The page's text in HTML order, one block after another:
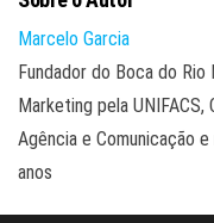
Marcelo Garcia
Fundador do Boca do
Marketing pela
Agência e Comunicação
anos